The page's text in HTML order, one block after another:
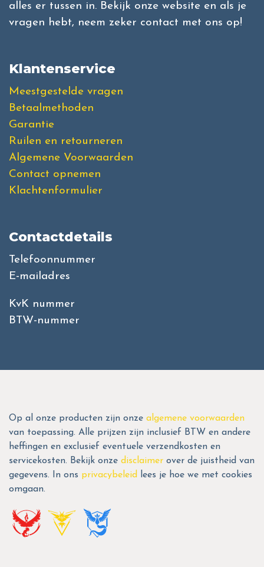
alles er tussen in. Bekijk onze website en als je
vragen hebt, neem zeker contact met ons op!
Klantenservice
Meestgestelde vragen
Betaalmethoden
Garantie
Ruilen en retourneren
Algemene Voorwaarden
Contact opnemen
Klachtenformulier
Contactdetails
Telefoonnummer
E-mailadres
KvK nummer
BTW-nummer
Op al onze producten zijn onze algemene voorwaarden
van toepassing. Alle prijzen zijn inclusief BTW en andere
heffingen en exclusief eventuele verzendkosten en
servicekosten. Bekijk onze disclaimer over de juistheid van
gegevens. In ons privacybeleid
lees je hoe we met cookies
omgaan.